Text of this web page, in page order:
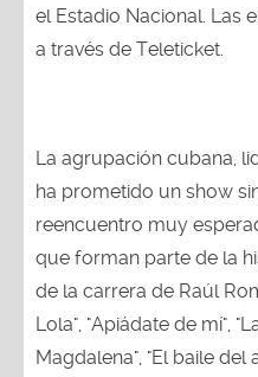
el Estadio Nacional. Las
a través de Teleticket.
La agrupación cubana,
ha prometido un show
reencuentro muy
que forman parte de la
de la carrera de Raúl
Lola", "Apiádate de mí",
Magdalena", "El baile